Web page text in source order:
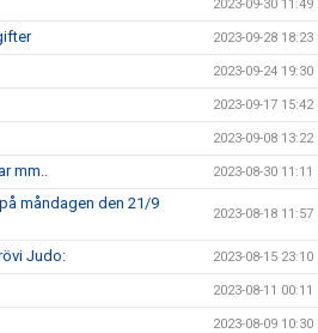
2023-09-30 11:49
2023-09-28 18:23
2023-09-24 19:30
2023-09-17 15:42
2023-09-08 13:22
mm.. 2023-08-30 11:11
måndagen den 21/9
2023-08-18 11:57
Judo: 2023-08-15 23:10
2023-08-11 00:11
2023-08-09 10:30